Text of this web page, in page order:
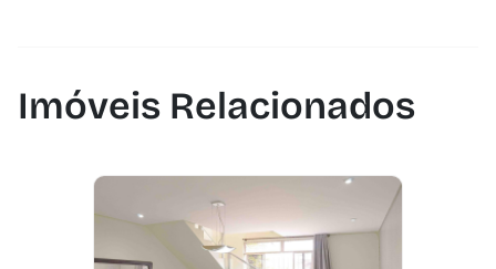
Imóveis Relacionados